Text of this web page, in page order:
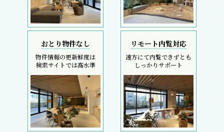
おとり物件なし
物件情報の更新鮮度は
検索サイトでは高水準
リモート内覧対応
遠方にて内覧できずとも
しっかりサポート